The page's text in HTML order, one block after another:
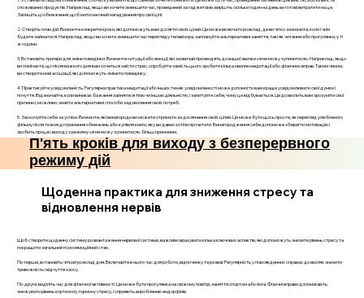
споживаних продуктів. Наприклад, якщо ви хочете зменшити час, проведений за гаджетами, виріште, скільки годин на день ви готові витратити на це.
Запишіть ці обмеження, щоб мати наочний нагадування про свої цілі.
2. Створіть план дій. Визначте конкретні кроки, які допоможуть вам досягти своїх цілей. Це може включати розклад, де ви чітко зазначите, коли і чим
будете займатися. Наприклад, якщо ви хочете зменшити час перегляду телевізора, заплануйте альтернативні заняття, такі як читання або прогулянки, у ті
ж години.
3. Встановіть тригери для зміни поведінки. Визначте ситуації або емоції, які зазвичай призводять до вашої звички «я не можу зупинитися». Наприклад, якщо
ви помічаєте, що після важкого дня вам хочеться заїсти стрес, спробуйте замість цього зробити кілька хвилин медитації або фізичних вправ. Таким чином,
ви створите нові асоціації, які допоможуть змінити поведінку.
4. Практикуйте усвідомленість. Регулярна практика медитації або інших технік усвідомленості може допомогти вам краще усвідомлювати свої думки і
почуття. Відзначайте, коли виникає бажання зайнятися тією чи іншою діяльністю, і запитуйте себе, чому це відбувається. Це дозволить вам зрозуміти свої
причини і, можливо, знайти альтернативні способи задоволення своїх потреб.
5. Заохочуйте себе за успіхи. Визначте, які винагороди ви можете отримати за досягнення своїх цілей. Це може бути щось просте, як перегляд улюбленого
фільму після тижня дотримання обмежень або купівля книги, яку ви давно хотіли прочитати. Винагородження себе допоможе зберегти мотивацію і
зробить процес виходу з режиму «я не можу зупинитися» більш приємним.
П'ять кроків для виходу з безперервного
режиму дій
Щоденна практика для зниження стресу та
відновлення нервів
Щоб створити щоденну систему розвантаження нервової системи, важливо врахувати кілька ключових аспектів, які допоможуть знизити рівень стресу та
покращити загальний психоемоційний стан.
По-перше, встановіть чіткий розклад дня. Включайте в нього час для роботи, відпочинку та розваг. Регулярність у повсякденних справах дозволяє знизити
тривожність і відчуття хаосу.
По-друге, виділіть час для фізичної активності. Це може бути прогулянка на свіжому повітрі, заняття спортом або йога. Фізичні вправи допомагають
знижувати рівень кортизолу, гормону стресу, і сприяють виробленню ендорфінів.